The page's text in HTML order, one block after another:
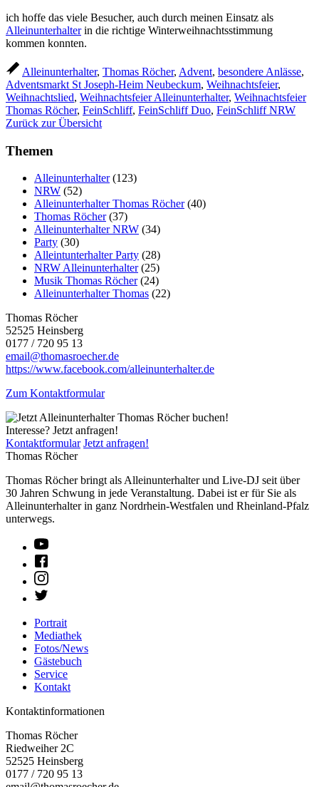
ich hoffe das viele Besucher, auch durch meinen Einsatz als
Alleinunterhalterin die richtige Winterweihnachtsstimmung
kommen konnten.
Alleinunterhalter, Thomas Röcher, Advent, besondere Anlässe,
Adventsmarkt St Joseph-Heim Neubeckum, Weihnachtsfeier,
Weihnachtslied, Weihnachtsfeier Alleinunterhalter, Weihnachtsfeier
Thomas Röcher, FeinSchliff, FeinSchliff Duo, FeinSchliff NRW
Zurück zur Übersicht
Themen
Alleinunterhalter(123)
NRW (52)
Alleinunterhalter Thomas Röcher(40)
Thomas Röcher(37)
Alleinunterhalter NRW (34)
Party (30)
Alleintunterhalter Party (28)
NRW Alleinunterhalter(25)
Musik Thomas Röcher(24)
Alleinunterhalter Thomas (22)
Thomas Röcher
52525 Heinsberg
0177 / 720 95 13
email@thomasroecher.de
https://www.facebook.com/alleinunterhalter.de
Zum Kontaktformular
Interesse? Jetzt anfragen!
Kontaktformular Jetzt anfragen!
Thomas Röcher
Thomas Röcher bringt als Alleinunterhalter und Live-DJ seit über
30 Jahren Schwung in jede Veranstaltung. Dabei ist er für Sie als
Alleinunterhalter in ganz Nordrhein-Westfalen und Rheinland-Pfalz
unterwegs.
Portrait
Mediathek
Fotos/News
Gästebuch
Service
Kontakt
Kontaktinformationen
Thomas Röcher
Riedweiher 2C
52525 Heinsberg
0177 / 720 95 13